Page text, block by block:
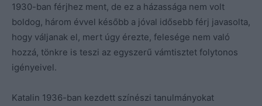
1930-ban férjhez ment, de ez a házassága nem volt
boldog, három évvel később a jóval idősebb férj javasolta,
hogy váljanak el, mert úgy érezte, felesége nem való
hozzá, tönkre is teszi az egyszerű vámtisztet folytonos
igényeivel.
Katalin 1936-ban kezdett színészi tanulmányokat